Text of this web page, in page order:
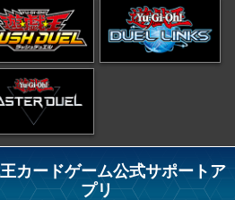
カードゲーム公式サポートア
プリ